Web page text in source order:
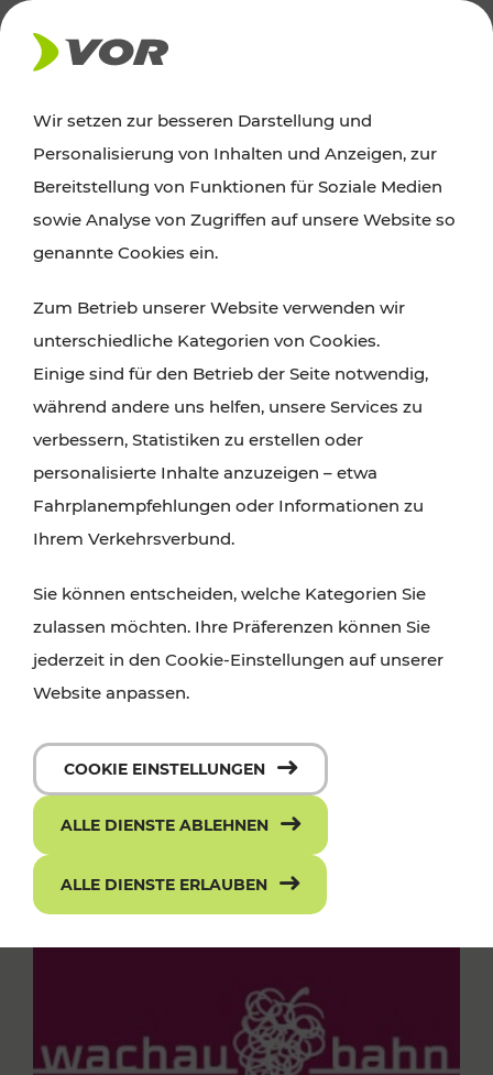
AKTUELLES
News
Alle wichtigen Meldungen zu Fahrplanänderungen,
finden Sie hier im Überblick.
Wir setzen zur besseren Darstellung und
Personalisierung von Inhalten und Anzeigen, zur
Bereitstellung von Funktionen für Soziale Medien
sowie Analyse von Zugriffen auf unsere Website so
genannte Cookies ein.
Zum Betrieb unserer Website verwenden wir
unterschiedliche Kategorien von Cookies.
Einige sind für den Betrieb der Seite notwendig,
während andere uns helfen, unsere Services zu
verbessern, Statistiken zu erstellen oder
personalisierte Inhalte anzuzeigen – etwa
Fahrplanempfehlungen oder Informationen zu
Ihrem Verkehrsverbund.
Sie können entscheiden, welche Kategorien Sie
zulassen möchten. Ihre Präferenzen können Sie
jederzeit in den Cookie-Einstellungen auf unserer
Website anpassen.
COOKIE EINSTELLUNGEN
ALLE DIENSTE ABLEHNEN
ALLE DIENSTE ERLAUBEN